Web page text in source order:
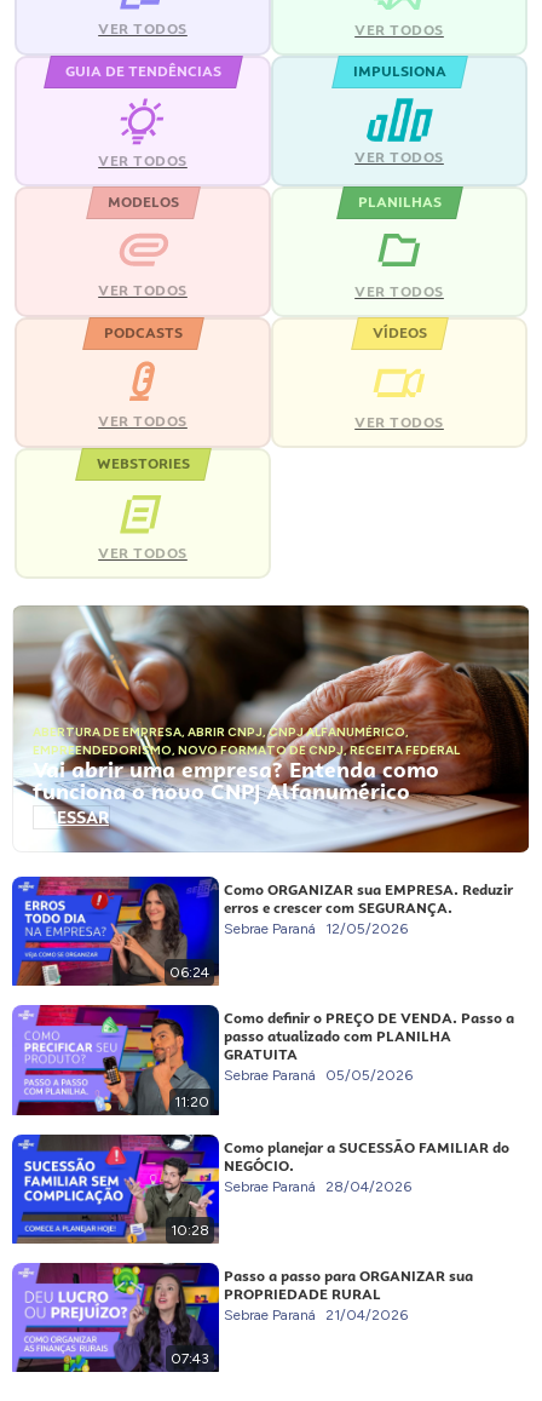
VER TODOS VER TODOS
GUIA DE TENDÊNCIAS
VER TODOS
IMPULSIONA
VER TODOS
MODELOS
VER TODOS
PLANILHAS
VER TODOS
PODCASTS
VER TODOS
VÍDEOS
VER TODOS
WEBSTORIES
VER TODOS
ABERTURA DE EMPRESA, ABRIR CNPJ,CNPJ ALFANUMÉRICO,
EMPREENDEDORISMO, NOVO FORMATO DE CNPJ,RECEITA FEDERAL
Vai abrir uma empresa? Entenda como
funciona o novo CNPJ Alfanumérico
ACESSAR
06:24
Como ORGANIZAR sua EMPRESA. Reduzir
erros e crescer com SEGURANÇA.
Sebrae Paraná 12/05/2026
11:20
Como definir o PREÇO DE VENDA. Passo a
passo atualizado com PLANILHA
GRATUITA
Sebrae Paraná 05/05/2026
10:28
Como planejar a SUCESSÃO FAMILIAR do
NEGÓCIO.
Sebrae Paraná 28/04/2026
07:43
Passo a passo para ORGANIZAR sua
PROPRIEDADE RURAL
Sebrae Paraná 21/04/2026